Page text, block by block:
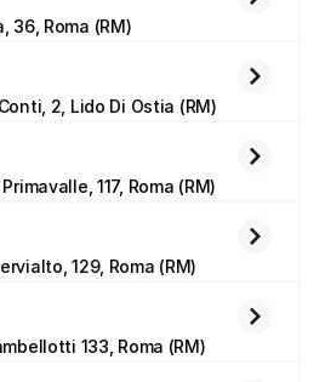
36, Roma (RM)
2, Lido Di Ostia (RM)
117, Roma (RM)
129, Roma (RM)
133, Roma (RM)